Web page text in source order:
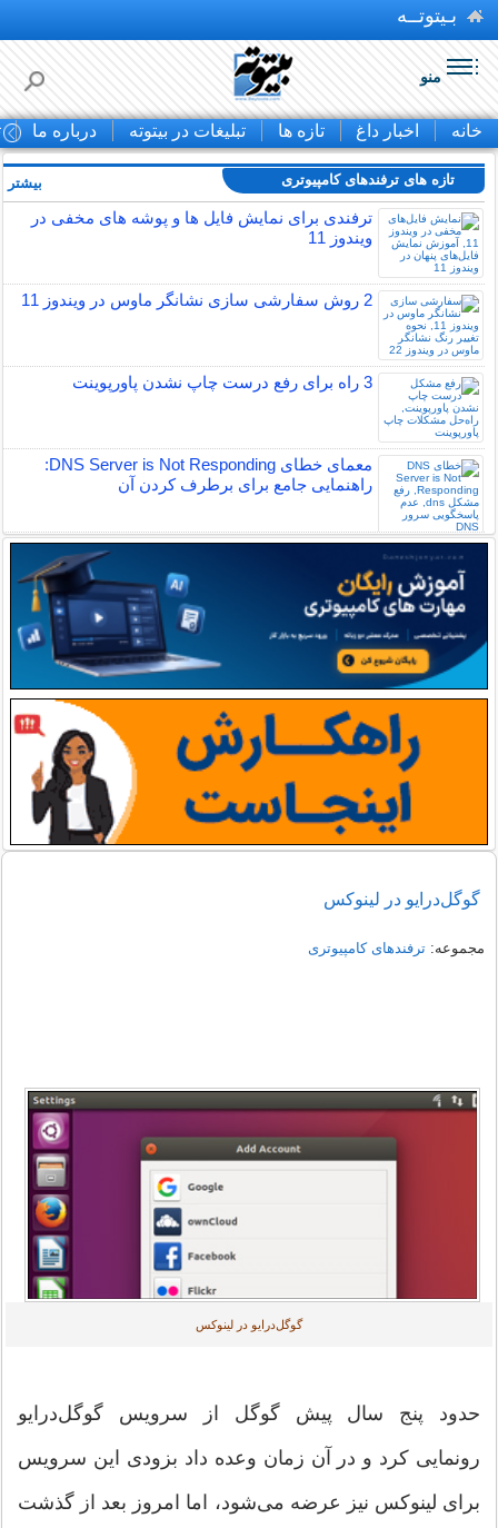
بـیتوتــه
منو
خانه اخبار داغ تازه ها تبلیغات در بیتوته درباره ما
تازه های ترفندهای کامپیوتری
ترفندی برای نمایش فایل ها و پوشه های مخفی در
ویندوز 11
2 روش سفارشی سازی نشانگر ماوس در ویندوز 11
3 راه برای رفع درست چاپ نشدن پاورپوینت
معمای خطای DNS Server is Not Responding:
راهنمایی جامع برای برطرف کردن آن
بیشتر
گوگل‌درایو در لینوکس
مجموعه:ترفندهای کامپیوتری
گوگل‌درایو در لینوکس
حدود پنج سال پیش گوگل از سرویس گوگل‌درایو
رونمایی کرد و در آن زمان وعده داد بزودی این سرویس
برای لینوکس نیز عرضه می‌شود، اما امروز بعد از گذشت